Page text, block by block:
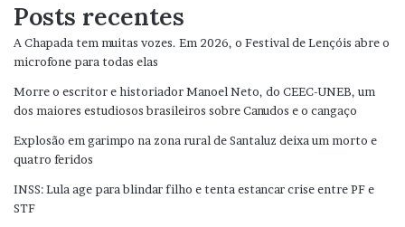
Posts recentes
A Chapada tem muitas vozes. Em 2026, o Festival de Lençóis abre o
microfone para todas elas
Morre o escritor e historiador Manoel Neto, do CEEC-UNEB, um
dos maiores estudiosos brasileiros sobre Canudos e o cangaço
Explosão em garimpo na zona rural de Santaluz deixa um morto e
quatro feridos
INSS: Lula age para blindar filho e tenta estancar crise entre PF e
STF